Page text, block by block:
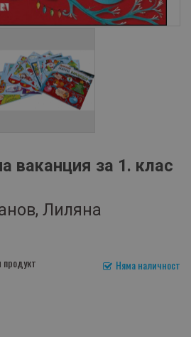
ваканция за 1. клас
Лиляна
Няма наличност